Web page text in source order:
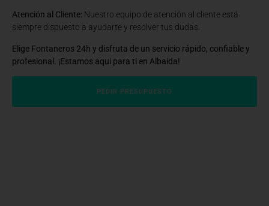
Atención al Cliente: Nuestro equipo de atención al cliente está
siempre dispuesto a ayudarte y resolver tus dudas.
Elige Fontaneros 24h y disfruta de un servicio rápido, confiable y
profesional. ¡Estamos aquí para ti en Albaida!
PEDIR PRESUPUESTO